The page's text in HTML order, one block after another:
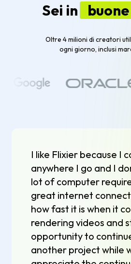
Sei in
Oltre 4 milioni di creatori
ogni giorno, inclusi
I like Flixier because I
anywhere I go and I
lot of computer
great internet
how fast it is when it
rendering videos and
opportunity to
another project while